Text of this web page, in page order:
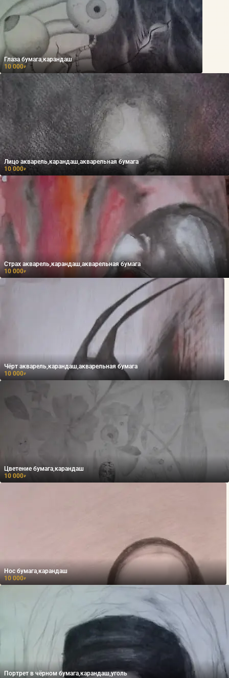
Глаза бумага,карандаш
10 000₽
Лицо акварель,карандаш,акварельная бумага
10 000₽
Страх акварель,карандаш,акварельная бумага
10 000₽
Чёрт акварель,карандаш,акварельная бумага
10 000₽
Цветение бумага,карандаш
10 000₽
Нос бумага,карандаш
10 000₽
Портрет в чёрном бумага,карандаш,уголь